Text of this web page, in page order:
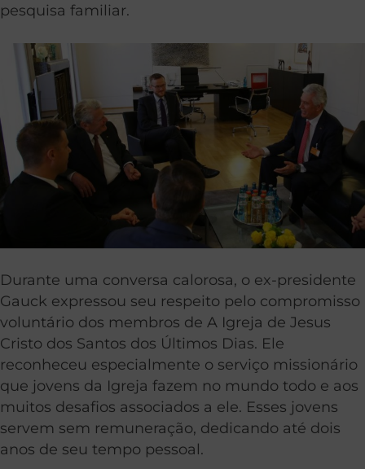
pesquisa familiar.
Durante uma conversa calorosa, o ex-presidente
Gauck expressou seu respeito pelo compromisso
voluntário dos membros de A Igreja de Jesus
Cristo dos Santos dos Últimos Dias. Ele
reconheceu especialmente o serviço missionário
que jovens da Igreja fazem no mundo todo e aos
muitos desafios associados a ele. Esses jovens
servem sem remuneração, dedicando até dois
anos de seu tempo pessoal.